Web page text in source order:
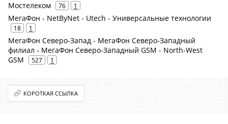
Мостелеком 76 1
МегаФон - NetByNet - Utech - Универсальные технологии
18 1
МегаФон Северо-Запад - МегаФон Северо-Западный
филиал - МегаФон Северо-Западный GSM - North-West
GSM
527 1
КОРОТКАЯ ССЫЛКА